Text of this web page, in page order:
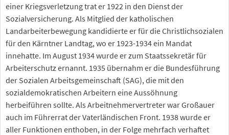
einer Kriegsverletzung trat er 1922 in den Dienst der
Sozialversicherung. Als Mitglied der katholischen
Landarbeiterbewegung kandidierte er für die Christlichsozialen
für den Kärntner Landtag, wo er 1923-1934 ein Mandat
innehatte. Im August 1934 wurde er zum Staatssekretär für
Arbeiterschutz ernannt. 1935 übernahm er die Bundesführung
der Sozialen Arbeitsgemeinschaft (SAG), die mit den
sozialdemokratischen Arbeitern eine Aussöhnung
herbeiführen sollte. Als Arbeitnehmervertreter war Großauer
auch im Führerrat der Vaterländischen Front. 1938 wurde er
aller Funktionen enthoben, in der Folge mehrfach verhaftet